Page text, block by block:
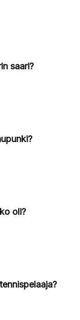
saari?
oli?